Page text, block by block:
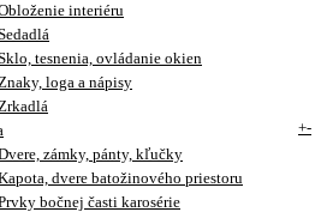
interiéru
tesnenia, ovládanie okien
loga a nápisy
+-
zámky, pánty, kľučky
dvere batožinového priestoru
bočnej časti karosérie